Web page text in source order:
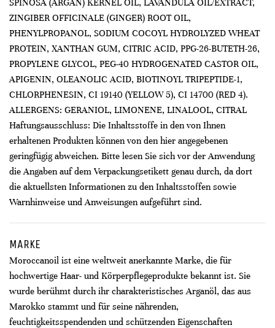
SPINOSA (ARGAN) KERNEL OIL, LAVANDULA OIL/EXTRACT,
ZINGIBER OFFICINALE (GINGER) ROOT OIL,
PHENYLPROPANOL, SODIUM COCOYL HYDROLYZED WHEAT
PROTEIN, XANTHAN GUM, CITRIC ACID, PPG-26-BUTETH-26,
PROPYLENE GLYCOL, PEG-40 HYDROGENATED CASTOR OIL,
APIGENIN, OLEANOLIC ACID, BIOTINOYL TRIPEPTIDE-1,
CHLORPHENESIN, CI 19140 (YELLOW 5), CI 14700 (RED 4).
ALLERGENS: GERANIOL, LIMONENE, LINALOOL, CITRAL
Haftungsausschluss: Die Inhaltsstoffe in den von Ihnen
erhaltenen Produkten können von den hier angegebenen
geringfügig abweichen. Bitte lesen Sie sich vor der Anwendung
die Angaben auf dem Verpackungsetikett genau durch, da dort
die aktuellsten Informationen zu den Inhaltsstoffen sowie
Warnhinweise und Anweisungen aufgeführt sind.
MARKE
Moroccanoil ist eine weltweit anerkannte Marke, die für
hochwertige Haar- und Körperpflegeprodukte bekannt ist. Sie
wurde berühmt durch ihr charakteristisches Arganöl, das aus
Marokko stammt und für seine nährenden,
feuchtigkeitsspendenden und schützenden Eigenschaften